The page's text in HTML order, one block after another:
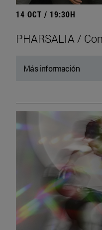
14 OCT / 19:30H
PHARSALIA /
Más información